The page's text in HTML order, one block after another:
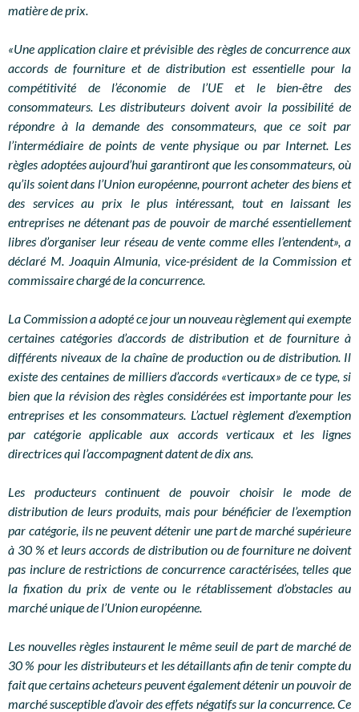
matière de prix.
«Une application claire et prévisible des règles de concurrence aux
accords de fourniture et de distribution est essentielle pour la
compétitivité de l’économie de l’UE et le bien-être des
consommateurs. Les distributeurs doivent avoir la possibilité de
répondre à la demande des consommateurs, que ce soit par
l’intermédiaire de points de vente physique ou par Internet. Les
règles adoptées aujourd’hui garantiront que les consommateurs, où
qu’ils soient dans l’Union européenne, pourront acheter des biens et
des services au prix le plus intéressant, tout en laissant les
entreprises ne détenant pas de pouvoir de marché essentiellement
libres d’organiser leur réseau de vente comme elles l’entendent», a
déclaré M. Joaquin Almunia, vice-président de la Commission et
commissaire chargé de la concurrence.
La Commission a adopté ce jour un nouveau règlement qui exempte
certaines catégories d’accords de distribution et de fourniture à
différents niveaux de la chaîne de production ou de distribution. Il
existe des centaines de milliers d’accords «verticaux» de ce type, si
bien que la révision des règles considérées est importante pour les
entreprises et les consommateurs. L’actuel règlement d’exemption
par catégorie applicable aux accords verticaux et les lignes
directrices qui l’accompagnent datent de dix ans.
Les producteurs continuent de pouvoir choisir le mode de
distribution de leurs produits, mais pour bénéficier de l’exemption
par catégorie, ils ne peuvent détenir une part de marché supérieure
à 30 % et leurs accords de distribution ou de fourniture ne doivent
pas inclure de restrictions de concurrence caractérisées, telles que
la fixation du prix de vente ou le rétablissement d’obstacles au
marché unique de l’Union européenne.
Les nouvelles règles instaurent le même seuil de part de marché de
30 % pour les distributeurs et les détaillants afin de tenir compte du
fait que certains acheteurs peuvent également détenir un pouvoir de
marché susceptible d’avoir des effets négatifs sur la concurrence. Ce